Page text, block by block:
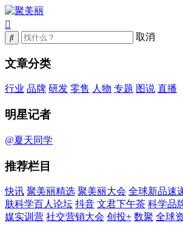
取消
文章分类
行业 品牌 研发 零售 人物 专题 图说 直播
明星记者
@夏天同学
推荐栏目
快讯 聚美丽精选 聚美丽大会 全球新品速
肤科学百人论坛 抖音 文君下午茶 科学品
媒实训营 社交营销大会 创投+ 数聚 全球